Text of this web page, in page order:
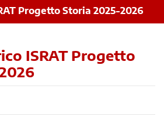
Progetto Storia 2025-2026
ISRAT Progetto